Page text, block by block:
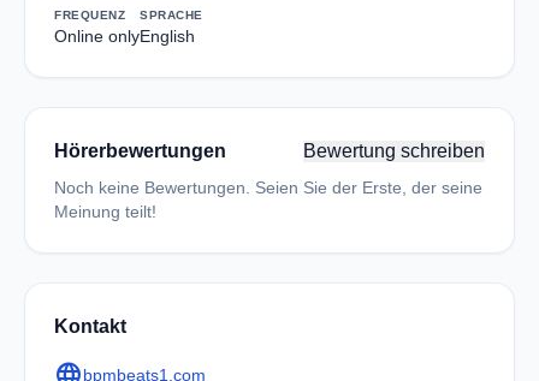
FREQUENZ
Online only
SPRACHE
English
Hörerbewertungen Bewertung schreiben
Noch keine Bewertungen. Seien Sie der Erste, der seine
Meinung teilt!
Kontakt
bpmbeats1.com